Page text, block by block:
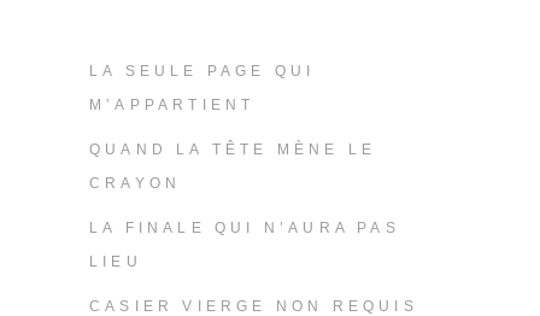
LA SEULE PAGE QUI
M’APPARTIENT
QUAND LA TÊTE MÈNE LE
CRAYON
LA FINALE QUI N’AURA PAS
LIEU
CASIER VIERGE NON REQUIS